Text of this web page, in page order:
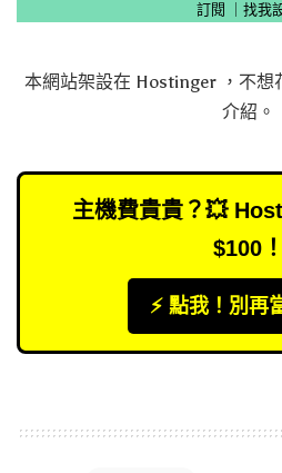
訂閱
找我
本網站架設在 Hostinger，不想
介紹 。
主機費貴貴？💥
$100！
⚡️ 點我！別再